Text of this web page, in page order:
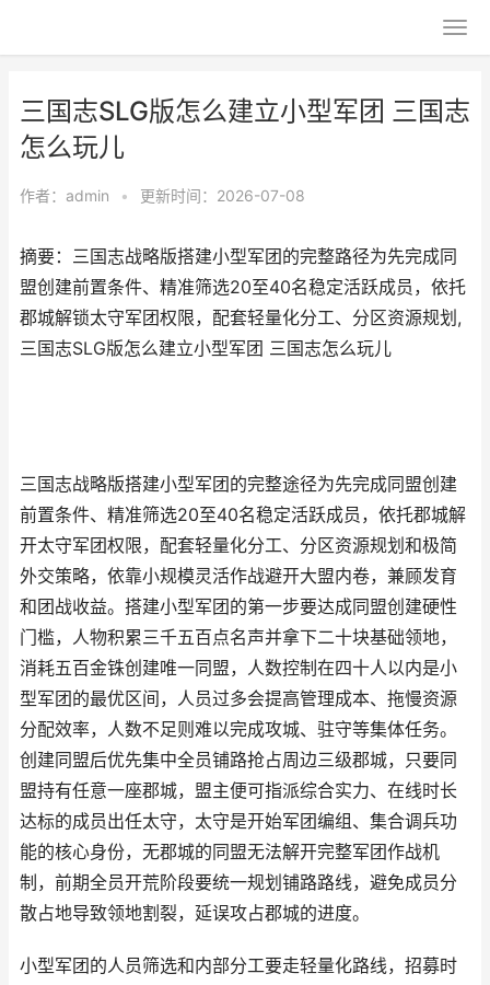
三国志SLG版怎么建立小型军团 三国志
怎么玩儿
作者： admin • 更新时间：2026-07-08
摘要：三国志战略版搭建小型军团的完整路径为先完成同
盟创建前置条件、精准筛选20至40名稳定活跃成员，依托
郡城解锁太守军团权限，配套轻量化分工、分区资源规划,
三国志SLG版怎么建立小型军团 三国志怎么玩儿
三国志战略版搭建小型军团的完整途径为先完成同盟创建
前置条件、精准筛选20至40名稳定活跃成员，依托郡城解
开太守军团权限，配套轻量化分工、分区资源规划和极简
外交策略，依靠小规模灵活作战避开大盟内卷，兼顾发育
和团战收益。搭建小型军团的第一步要达成同盟创建硬性
门槛，人物积累三千五百点名声并拿下二十块基础领地，
消耗五百金铢创建唯一同盟，人数控制在四十人以内是小
型军团的最优区间，人员过多会提高管理成本、拖慢资源
分配效率，人数不足则难以完成攻城、驻守等集体任务。
创建同盟后优先集中全员铺路抢占周边三级郡城，只要同
盟持有任意一座郡城，盟主便可指派综合实力、在线时长
达标的成员出任太守，太守是开始军团编组、集合调兵功
能的核心身份，无郡城的同盟无法解开完整军团作战机
制，前期全员开荒阶段要统一规划铺路路线，避免成员分
散占地导致领地割裂，延误攻占郡城的进度。
小型军团的人员筛选和内部分工要走轻量化路线，招募时